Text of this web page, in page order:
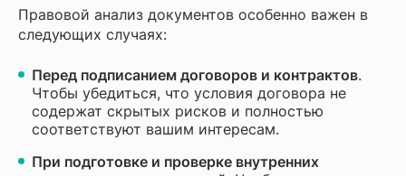
Правовой анализ документов особенно важен в
следующих случаях:
Перед подписанием договоров и контрактов.
Чтобы убедиться, что условия договора не
содержат скрытых рисков и полностью
соответствуют вашим интересам.
При подготовке и проверке внутренних